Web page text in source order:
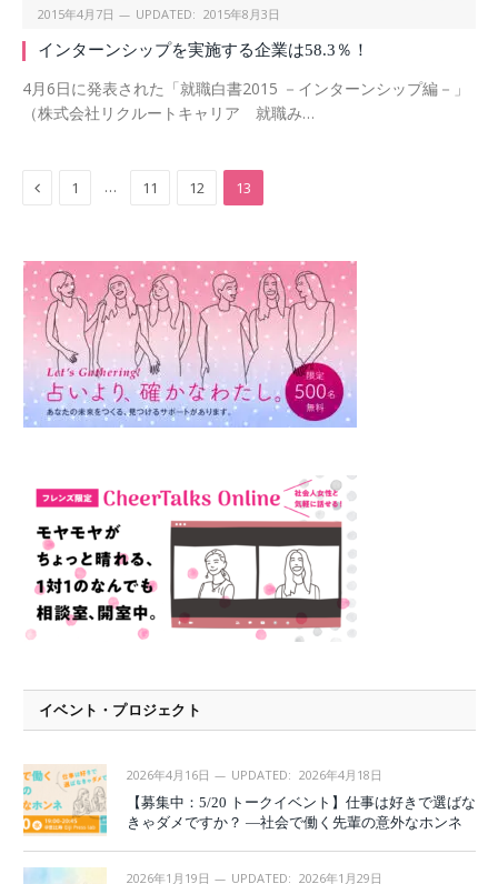
2015年4月7日 UPDATED: 2015年8月3日
インターンシップを実施する企業は58.3％！
4月6日に発表された「就職白書2015 －インターンシップ編－」
（株式会社リクルートキャリア 就職み…
Previous
1 … 11 12 13
イベント・プロジェクト
2026年4月16日 UPDATED: 2026年4月18日
【募集中：5/20 トークイベント】仕事は好きで選ばな
きゃダメですか？ —社会で働く先輩の意外なホンネ
2026年1月19日 UPDATED: 2026年1月29日